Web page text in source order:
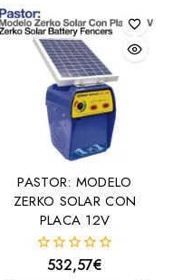
PASTOR: MODELO
ZERKO SOLAR CON
PLACA 12V
532,57€